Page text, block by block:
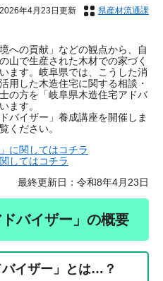
2026年4月23日更新 県産材流通課
への貢献」などの観点から、自
山で生産された木材での家づく
ます。岐阜県では、こうした消
用した木造住宅に関する相談・
の方を「岐阜県木造住宅アドバ
ます。
バイザー」養成講座を開催しま
ください。
に関してはコチラ
してはコチラ
最終更新日：令和8年4月23日
ドバイザー」の概要
バイザー」とは…？